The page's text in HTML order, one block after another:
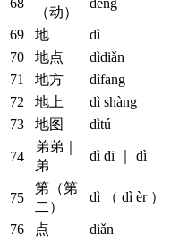
（动）
69 地 dì
70
地点 dìdiǎn
71
地方 dìfang
72
地上 dì shàng
73
地图 dìtú
74
弟弟｜
弟
dì di ｜ dì
75
第（第
二）
dì （ dì èr ）
76
点 diǎn